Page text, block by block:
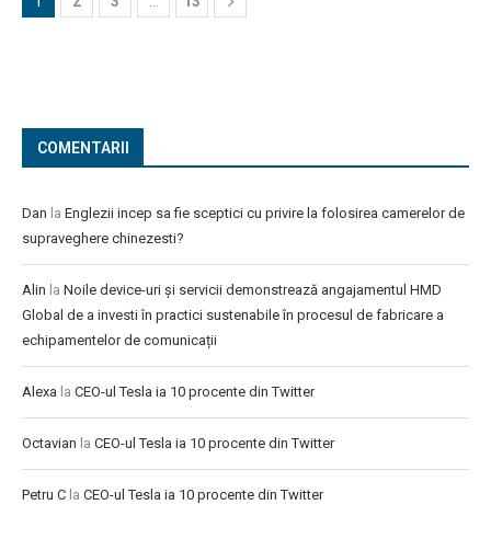
COMENTARII
Dan la Englezii incep sa fie sceptici cu privire la folosirea camerelor de
supraveghere chinezesti?
Alin la Noile device-uri și servicii demonstrează angajamentul HMD
Global de a investi în practici sustenabile în procesul de fabricare a
echipamentelor de comunicații
Alexa la CEO-ul Tesla ia 10 procente din Twitter
Octavian la CEO-ul Tesla ia 10 procente din Twitter
Petru C la CEO-ul Tesla ia 10 procente din Twitter